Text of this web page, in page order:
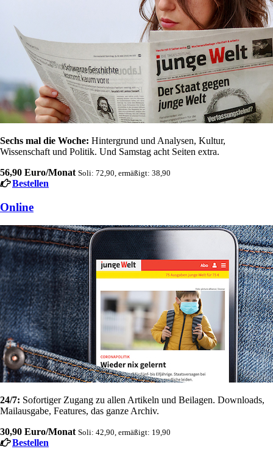
Sechs mal die Woche: Hintergrund und Analysen, Kultur,
Wissenschaft und Politik. Und Samstag acht Seiten extra.
56,90 Euro/Monat Soli: 72,90, ermäßigt: 38,90
Bestellen
Online
24/7: Sofortiger Zugang zu allen Artikeln und Beilagen. Downloads,
Mailausgabe, Features, das ganze Archiv.
30,90 Euro/Monat Soli: 42,90, ermäßigt: 19,90
Bestellen